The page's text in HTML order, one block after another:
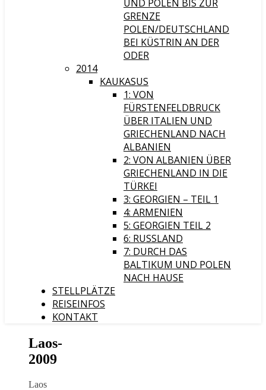
UND POLEN BIS ZUR
GRENZE
POLEN/DEUTSCHLAND
BEI KÜSTRIN AN DER
ODER
2014
KAUKASUS
1: VON
FÜRSTENFELDBRUCK
ÜBER ITALIEN UND
GRIECHENLAND NACH
ALBANIEN
2: VON ALBANIEN ÜBER
GRIECHENLAND IN DIE
TÜRKEI
3: GEORGIEN – TEIL 1
4: ARMENIEN
5: GEORGIEN TEIL 2
6: RUSSLAND
7: DURCH DAS
BALTIKUM UND POLEN
NACH HAUSE
STELLPLÄTZE
REISEINFOS
KONTAKT
Laos-
2009
Laos